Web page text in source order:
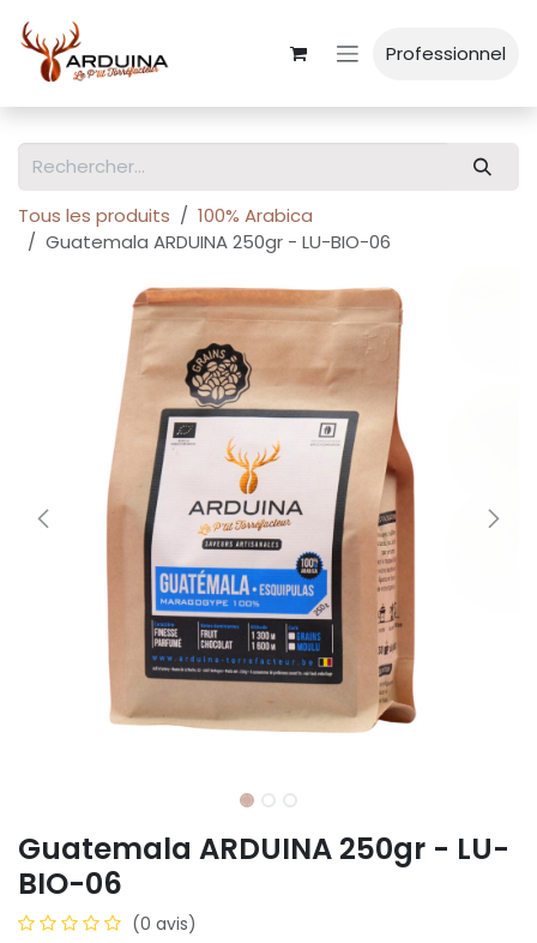
Professionnel
Tous les produits
100% Arabica
Guatemala ARDUINA 250gr - LU-BIO-06
Guatemala ARDUINA 250gr - LU-
BIO-06
(0 avis)